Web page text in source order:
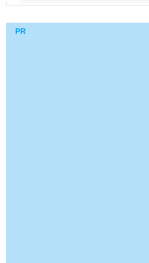
PR